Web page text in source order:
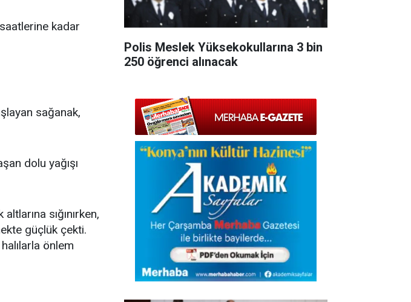
kadar
sağanak,
dolu yağışı
sığınırken,
güçlük çekti.
önlem
Polis Meslek Yüksekokullarına 3 bin
250 öğrenci alınacak